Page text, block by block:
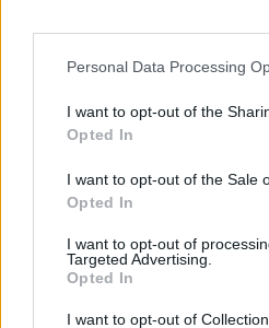
Personal Data Processing
I want to opt-out of the
Opted In
I want to opt-out of the Sale
Opted In
I want to opt-out of
Targeted Advertising.
Opted In
I want to opt-out of
Agnieszka Waś-Turecka
Reklama